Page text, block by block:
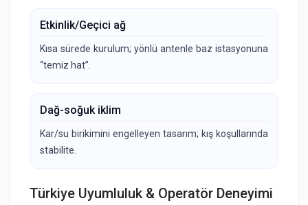
Etkinlik/Geçici ağ
Kısa sürede kurulum; yönlü antenle baz istasyonuna
“temiz hat”.
Dağ-soğuk iklim
Kar/su birikimini engelleyen tasarım; kış koşullarında
stabilite.
Türkiye Uyumluluk & Operatör Deneyimi